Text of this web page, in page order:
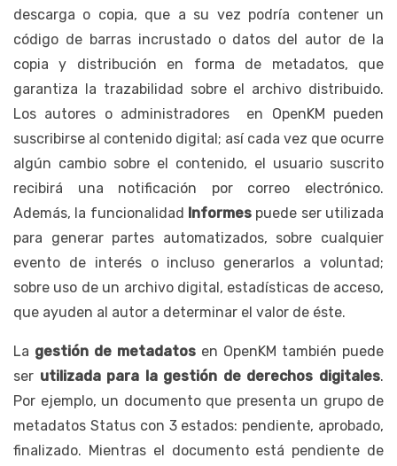
descarga o copia, que a su vez podría contener un
código de barras incrustado o datos del autor de la
copia y distribución en forma de metadatos, que
garantiza la trazabilidad sobre el archivo distribuido.
Los autores o administradores en OpenKM pueden
suscribirse al contenido digital; así cada vez que ocurre
algún cambio sobre el contenido, el usuario suscrito
recibirá una notificación por correo electrónico.
Además, la funcionalidad Informes puede ser utilizada
para generar partes automatizados, sobre cualquier
evento de interés o incluso generarlos a voluntad;
sobre uso de un archivo digital, estadísticas de acceso,
que ayuden al autor a determinar el valor de éste.
La gestión de metadatos en OpenKM también puede
ser utilizada para la gestión de derechos digitales.
Por ejemplo, un documento que presenta un grupo de
metadatos Status con 3 estados: pendiente, aprobado,
finalizado. Mientras el documento está pendiente de